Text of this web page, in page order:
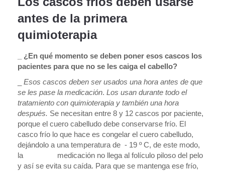
antes de la primera
quimioterapia
_ ¿En qué momento se deben poner esos cascos los
pacientes para que no se les caiga el cabello?
Esos cascos deben ser usados una hora antes de que
se les pase la medicación. Los usan durante todo el
tratamiento con quimioterapia y también una hora
después. Se necesitan entre 8 y 12 cascos por paciente,
porque el cuero cabelludo debe conservarse frío. El
casco frío lo que hace es congelar el cuero cabelludo,
dejándolo a una temperatura de - 19 º C, de este modo,
la medicación no llega al folículo piloso del pelo
y así se evita su caída. Para que se mantenga ese frío,